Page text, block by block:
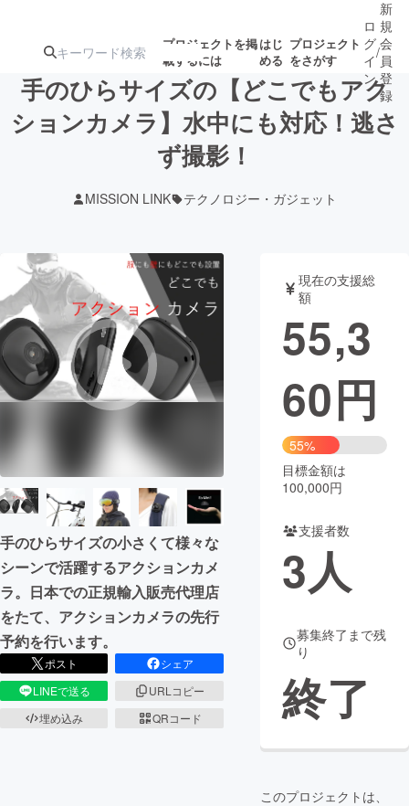
プロジェクトを掲
載するには
はじ
める
プロジェクト
をさがす
注目の新着プロ
ジェクト
募集終了が近いプ
テクノロジー・ガジェット
映像・映画 書籍・雑誌
ビジネス・起業 チャレンジ
まちづくり・地域活性化
CAMPFIRE for Social Good
CAMPFIRE Creation
CAMPFIREふるさと納税machi-ya コミュニティ
ロ
グ
イ
ン
/
新
規
会
員
登
録
手のひらサイズの【どこでもアク
ションカメラ】水中にも対応！逃さ
ず撮影！
MISSION LINK テクノロジー・ガジェット
手のひらサイズの小さくて様々な
シーンで活躍するアクションカメ
ラ。日本での正規輸入販売代理店
をたて、アクションカメラの先行
予約を行います。
ポスト
シェア
LINEで送る
URLコピー
埋め込み
QRコード
現在の支援総
額
55,3
60円
55%
目標金額は
100,000円
支援者数
3人
募集終了まで残
り
終了
このプロジェクトは、